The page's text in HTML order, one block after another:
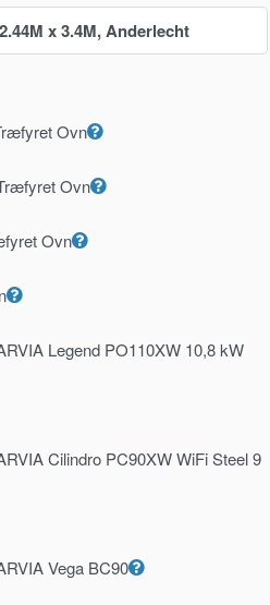
x 3.4M, Anderlecht
Ovn
Ovn
Ovn
Legend PO110XW 10,8 kW
Cilindro PC90XW WiFi Steel 9
Vega BC90